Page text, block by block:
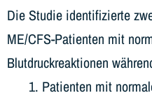
Die Studie identifizierte
ME/CFS-Patienten mit
Blutdruckreaktionen
Patienten mit